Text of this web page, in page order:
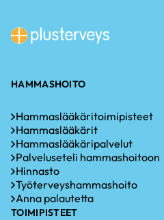
HAMMASHOITO
Hammaslääkäritoimipisteet
Hammaslääkärit
Hammaslääkäripalvelut
Palveluseteli hammashoitoon
Hinnasto
Työterveyshammashoito
Anna palautetta
TOIMIPISTEET